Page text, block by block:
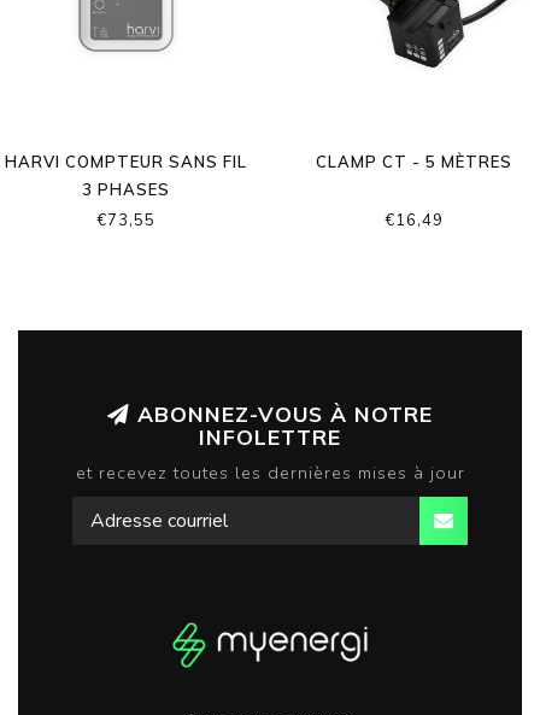
HARVI COMPTEUR SANS FIL
3 PHASES
€73,55
CLAMP CT - 5 MÈTRES
€16,49
ABONNEZ-VOUS À NOTRE
INFOLETTRE
et recevez toutes les dernières mises à jour